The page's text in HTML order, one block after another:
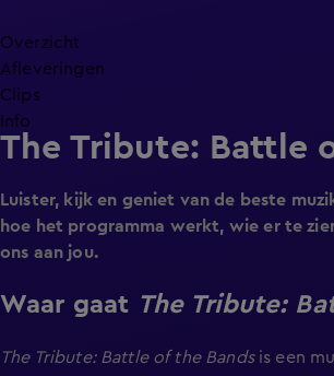
Overzicht
Afleveringen
Clips
Info
The Tribute: Battle
Luister, kijk en geniet van de beste
hoe het programma werkt, wie er te
ons aan jou.
Waar gaat The Tribute:
The Tribute: Battle of the Bandsis een